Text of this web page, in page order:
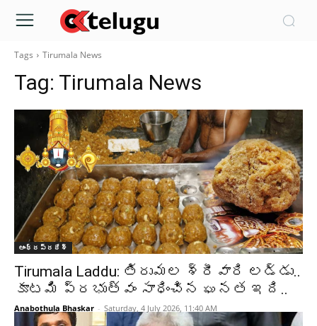
Tags Tirumala News
Tag: Tirumala News
ఆంధ్రప్రదేశ్‌
Tirumala Laddu: తిరుమల శ్రీవారి లడ్డు..
కూటమి ప్రభుత్వం సాధించిన ఘనత ఇది..
Anabothula Bhaskar - Saturday, 4 July 2026, 11:40 AM